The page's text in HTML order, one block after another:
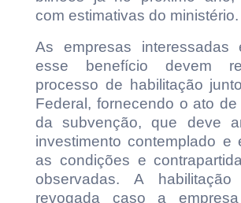
com estimativas do ministério.
As empresas interessadas
esse benefício devem
processo de habilitação
Federal, fornecendo o ato
da subvenção, que deve
investimento contemplado e
as condições e
observadas. A
revogada caso a